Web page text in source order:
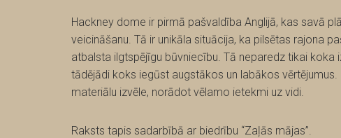
Hackney dome ir pirmā pašvaldība Anglijā, kas savā
veicināšanu. Tā ir unikāla situācija, ka pilsētas rajona
atbalsta ilgtspējīgu būvniecību. Tā neparedz tikai koka
tādējādi koks iegūst augstākos un labākos
materiālu izvēle, norādot vēlamo ietekmi uz vidi.
Raksts tapis sadarbībā ar biedrību “Zaļās mājas”.